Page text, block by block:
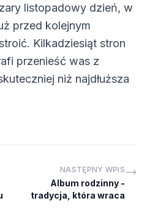
listopadowy dzień, w
przed kolejnym
Kilkadziesiąt stron
przenieść was z
niż najdłuższa
NASTĘPNY WPIS
Album rodzinny -
tradycja, która wraca